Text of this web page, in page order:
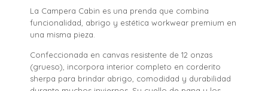
La Campera Cabin es una prenda que combina
funcionalidad, abrigo y estética workwear premium en
una misma pieza.
Confeccionada en canvas resistente de 12 onzas
(grueso), incorpora interior completo en corderito
sherpa para brindar abrigo, comodidad y durabilidad